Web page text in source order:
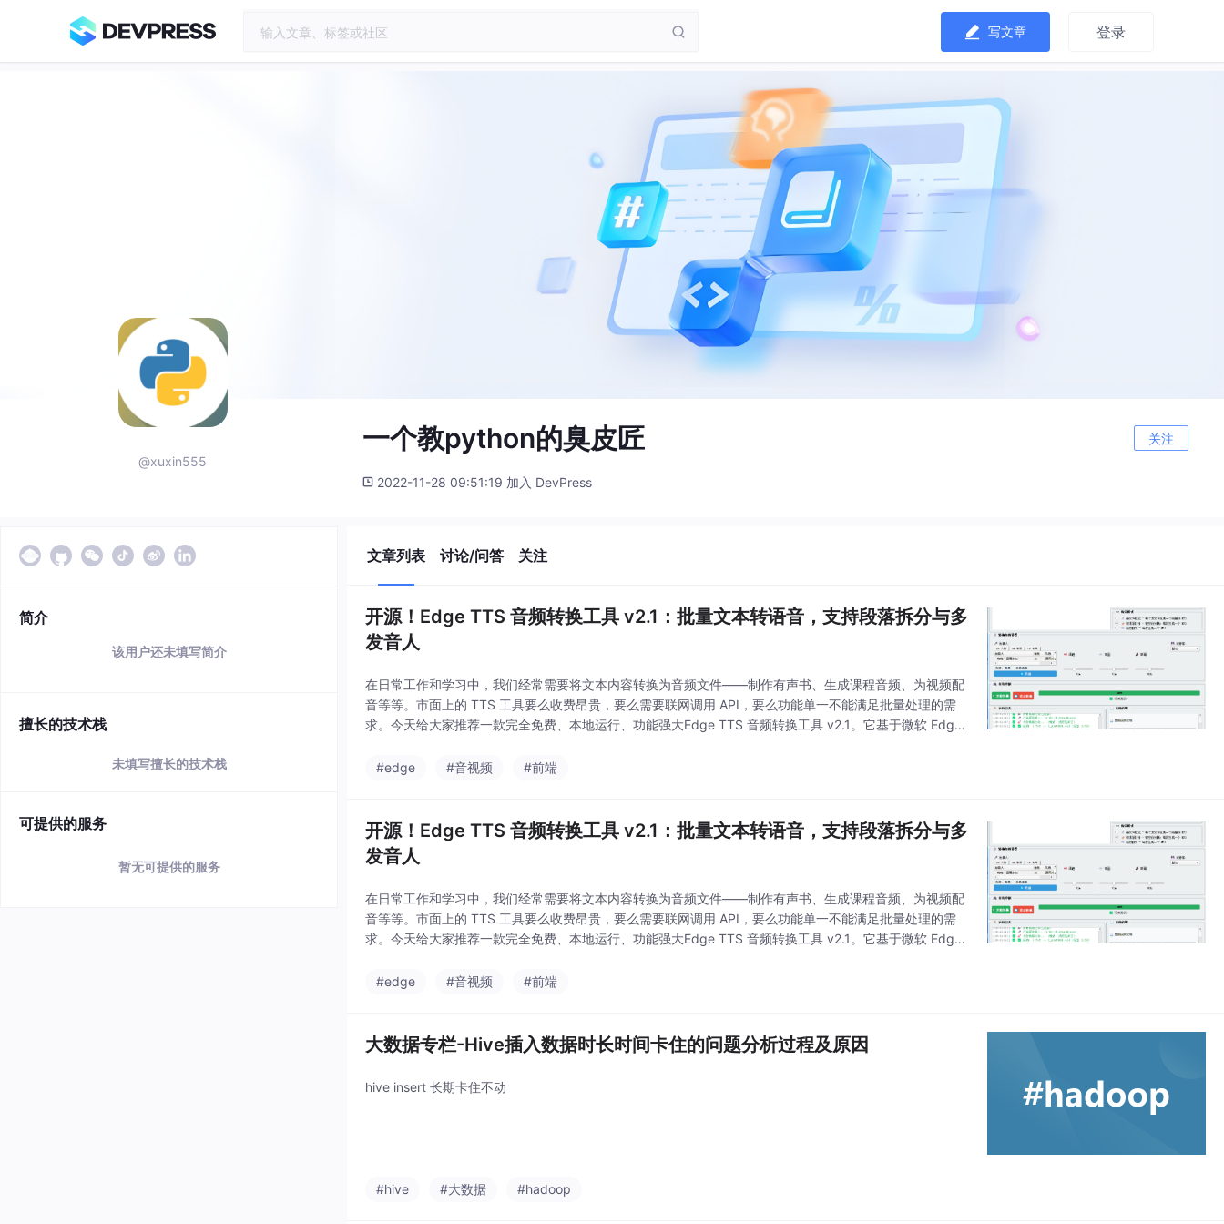
写文章 登录
@xuxin555
一个教python的臭皮匠 关注
2022-11-28 09:51:19 加入 DevPress
简介
该用户还未填写简介
擅长的技术栈
未填写擅长的技术栈
可提供的服务
暂无可提供的服务
文章列表 讨论/问答 关注
开源！Edge TTS 音频转换工具 v2.1：批量文本转语音，支持段落拆分与多
发音人
在日常工作和学习中，我们经常需要将文本内容转换为音频文件——制作有声书、生成课程音频、为视频配
音等等。市面上的 TTS 工具要么收费昂贵，要么需要联网调用 API，要么功能单一不能满足批量处理的需
求。今天给大家推荐一款完全免费、本地运行、功能强大Edge TTS 音频转换工具 v2.1。它基于微软 Edge
#edge
#音视频 #前端
开源！Edge TTS 音频转换工具 v2.1：批量文本转语音，支持段落拆分与多
发音人
在日常工作和学习中，我们经常需要将文本内容转换为音频文件——制作有声书、生成课程音频、为视频配
音等等。市面上的 TTS 工具要么收费昂贵，要么需要联网调用 API，要么功能单一不能满足批量处理的需
求。今天给大家推荐一款完全免费、本地运行、功能强大Edge TTS 音频转换工具 v2.1。它基于微软 Edge
#edge
#音视频 #前端
大数据专栏-Hive插入数据时长时间卡住的问题分析过程及原因
hive insert 长期卡住不动
#hive #大数据 #hadoop